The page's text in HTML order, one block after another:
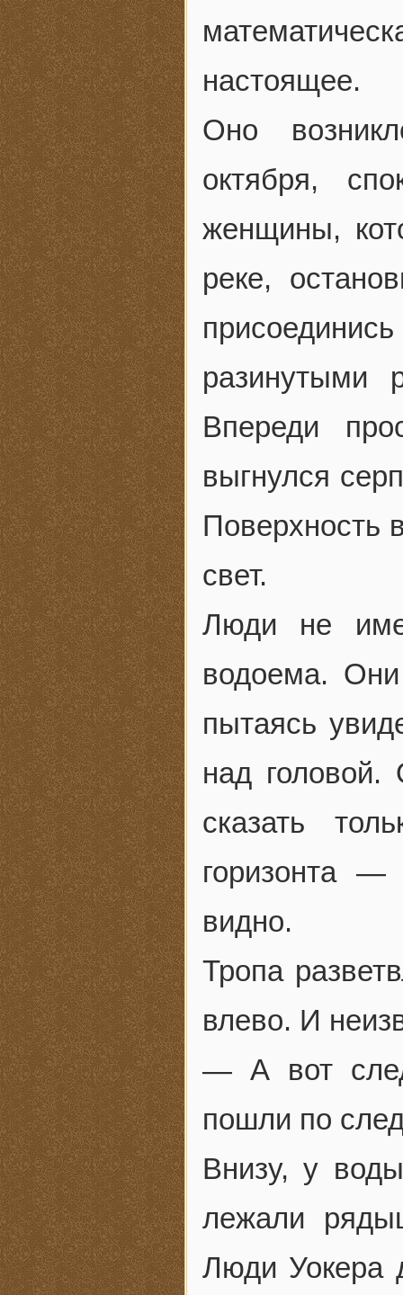
настоящее.
Оно
октября,
женщины,
реке,
разинутыми
Впереди
выгнулся
Поверхность
свет.
Люди не
водоема.
пытаясь
над
сказать
горизонта
видно.
Тропа
влево. И
— А вот
пошли по
Внизу, у
лежали
Люди Уокера